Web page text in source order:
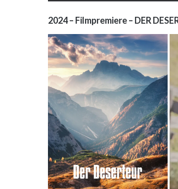
2024 – Filmpremiere – DER